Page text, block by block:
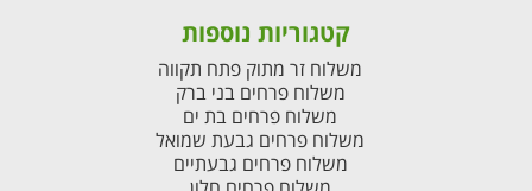
קטגוריות נוספות
משלוח זר מתוק פתח תקווה
משלוח פרחים בני ברק
משלוח פרחים בת ים
משלוח פרחים גבעת שמואל
משלוח פרחים גבעתיים